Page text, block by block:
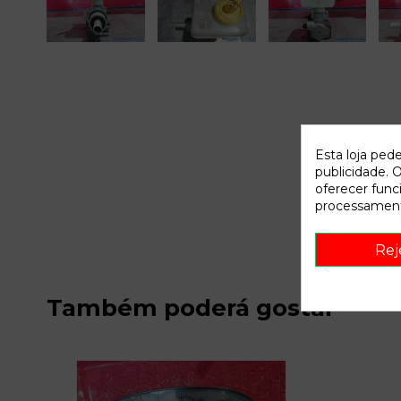
Também poderá gostar
Esta loja
publicidade.
oferecer